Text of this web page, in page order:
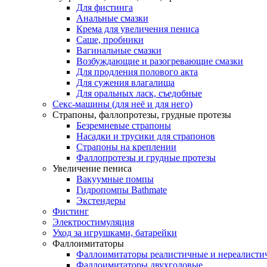
Для фистинга
Анальные смазки
Крема для увеличения пениса
Саше, пробники
Вагинальные смазки
Возбуждающие и разогревающие смазки
Для продления полового акта
Для сужения влагалища
Для оральных ласк, съедобные
Секс-машины (для неё и для него)
Страпоны, фаллопротезы, грудные протезы
Безремневые страпоны
Насадки и трусики для страпонов
Страпоны на креплении
Фаллопротезы и грудные протезы
Увеличение пениса
Вакуумные помпы
Гидропомпы Bathmate
Экстендеры
Фистинг
Электростимуляция
Уход за игрушками, батарейки
Фаллоимитаторы
Фаллоимитаторы реалистичные и
Фаллоимитаторы двухголовые